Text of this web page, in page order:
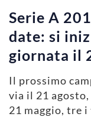
Serie A
date: si
giornata il
Il prossimo
via il 21
21 maggio, tre